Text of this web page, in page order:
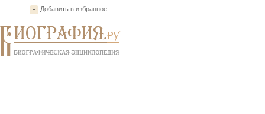
Добавить в избранное